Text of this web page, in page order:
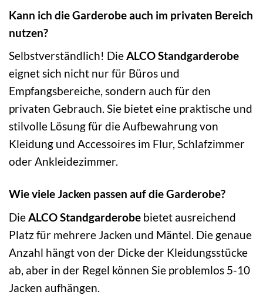
Kann ich die Garderobe auch im privaten Bereich
nutzen?
Selbstverständlich! DieALCO Standgarderobe
eignet sich nicht nur für Büros und
Empfangsbereiche, sondern auch für den
privaten Gebrauch. Sie bietet eine praktische und
stilvolle Lösung für die Aufbewahrung von
Kleidung und Accessoires im Flur, Schlafzimmer
oder Ankleidezimmer.
Wie viele Jacken passen auf die Garderobe?
DieALCO Standgarderobe bietet ausreichend
Platz für mehrere Jacken und Mäntel. Die genaue
Anzahl hängt von der Dicke der Kleidungsstücke
ab, aber in der Regel können Sie problemlos 5-10
Jacken aufhängen.